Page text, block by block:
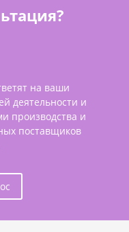
на ваши
деятельности и
производства и
поставщиков